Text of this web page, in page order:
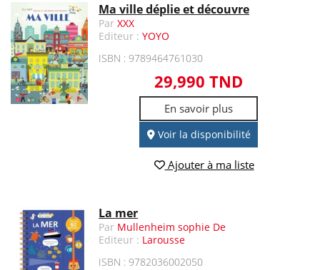
Ma ville déplie et découvre
ParXXX
Editeur :YOYO
ISBN : 9789464761030
29,990 TND
En savoir plus
Voir la disponibilité
Ajouter à ma liste
La mer
Par Mullenheim sophie De
Editeur : Larousse
ISBN : 9782036002050